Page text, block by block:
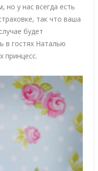
но у нас всегда есть
так что ваша
будет
в гостях Наталью
принцесс.